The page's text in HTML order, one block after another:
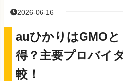
2026-06-16
auひかりはGMO
得？主要プロバイ
較！